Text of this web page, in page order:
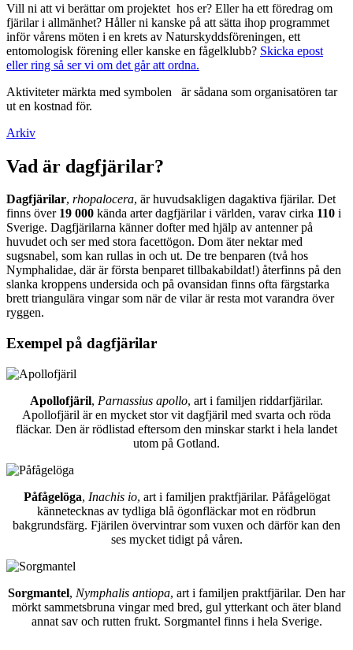
Vill ni att vi berättar om projektet hos er? Eller ha ett föredrag om
fjärilar i allmänhet? Håller ni kanske på att sätta ihop programmet
inför vårens möten i en krets av Naturskyddsföreningen, ett
entomologisk förening eller kanske en fågelklubb? Skicka epost
eller ring så ser vi om det går att ordna.
Aktiviteter märkta med symbolen
är sådana som organisatören tar
ut en kostnad för.
Arkiv
Vad är dagfjärilar?
Dagfjärilar, rhopalocera, är huvudsakligen dagaktiva fjärilar. Det
finns över 19 000 kända arter dagfjärilar i världen, varav cirka 110 i
Sverige. Dagfjärilarna känner dofter med hjälp av antenner på
huvudet och ser med stora facettögon. Dom äter nektar med
sugsnabel, som kan rullas in och ut. De tre benparen (två hos
Nymphalidae, där är första benparet tillbakabildat!) återfinns på den
slanka kroppens undersida och på ovansidan finns ofta färgstarka
brett triangulära vingar som när de vilar är resta mot varandra över
ryggen.
Exempel på dagfjärilar
Apollofjäril, Parnassius apollo, art i familjen riddarfjärilar.
Apollofjäril är en mycket stor vit dagfjäril med svarta och röda
fläckar. Den är rödlistad eftersom den minskar starkt i hela landet
utom på Gotland.
Påfågelöga, Inachis io, art i familjen praktfjärilar. Påfågelögat
kännetecknas av tydliga blå ögonfläckar mot en rödbrun
bakgrundsfärg. Fjärilen övervintrar som vuxen och därför kan den
ses mycket tidigt på våren.
Sorgmantel, Nymphalis antiopa, art i familjen praktfjärilar. Den har
mörkt sammetsbruna vingar med bred, gul ytterkant och äter bland
annat sav och rutten frukt. Sorgmantel finns i hela Sverige.